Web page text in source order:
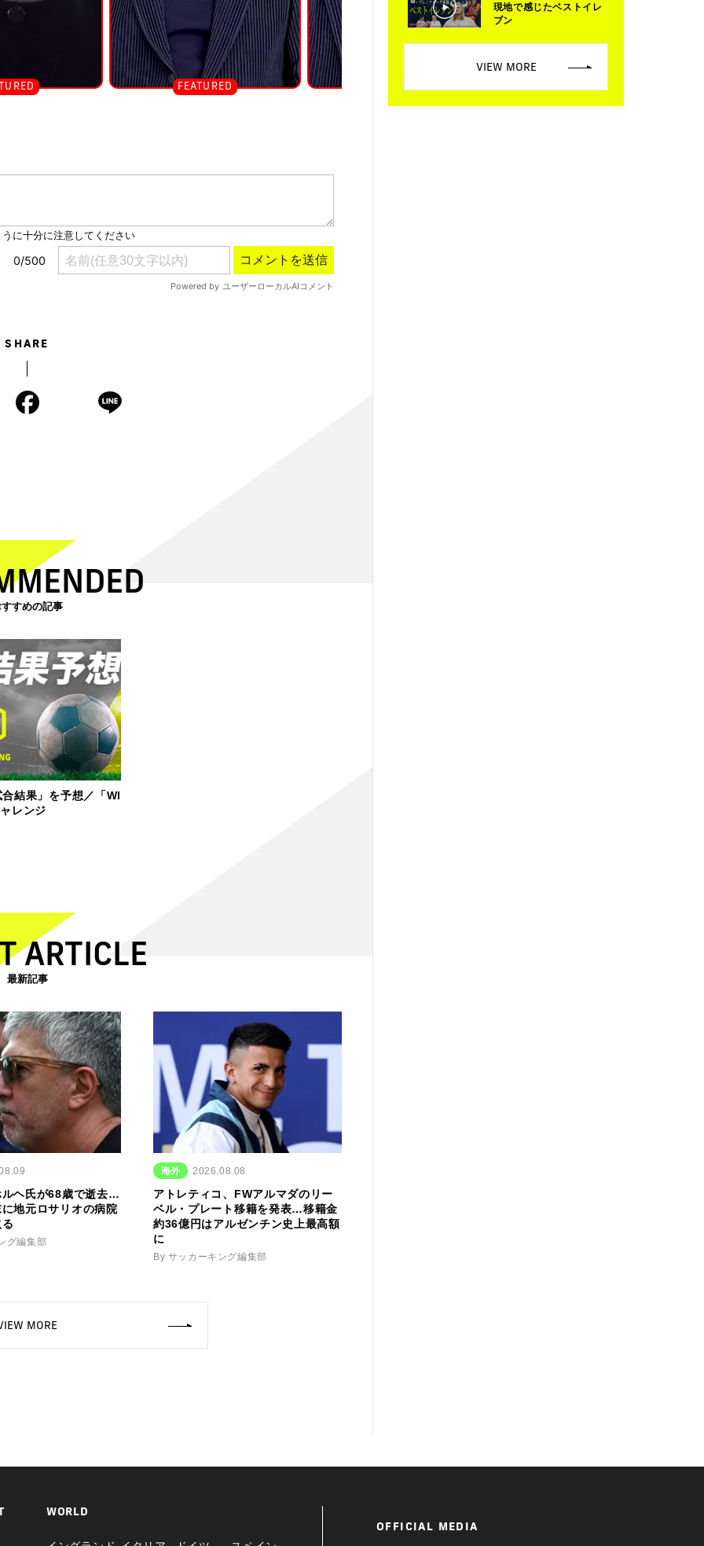
SHARE
すめの記事
結果」を予想／「WI
レンジ
ARTICLE
最新記事
ルヘ氏が68歳で逝去…
地元ロサリオの病院
グ編集部
海外 2026.08.08
アトレティコ、FWアルマダのリー
ベル・プレート移籍を発表…移籍金
約36億円はアルゼンチン史上最高額
に
By サッカーキング編集部
MORE
現地で感じたベストイレ
ブン
VIEW MORE
WORLD
OFFICIAL MEDIA